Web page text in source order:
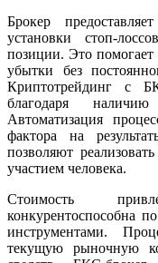
Брокер
установки стоп-
позиции. Это помогает
убытки без
Криптотрейдинг с
благодаря
Автоматизация
фактора на
позволяют
участием человека.
Стоимость
конкурентоспособна
инструментами.
текущую рыночную